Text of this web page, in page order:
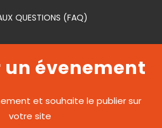
QUESTIONS (FAQ)
un évenement
et souhaite le publier sur
votre site